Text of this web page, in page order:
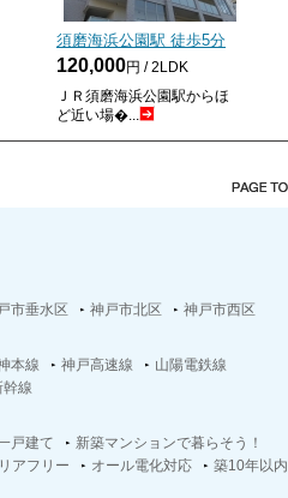
須磨海浜公園駅 徒歩5分
120,000円 / 2LDK
ＪＲ須磨海浜公園駅からほ
ど近い場�...
市垂水区 神戸市北区
神戸市西区
本線 神戸高速線
山陽電鉄線
幹線
戸建て
新築マンションで暮らそう！
アフリー オール電化対応
築10年以内